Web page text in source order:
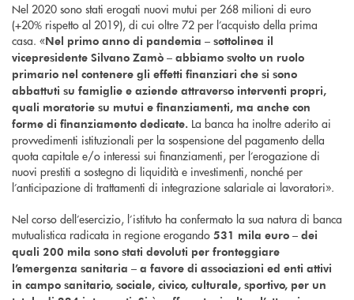
Nel 2020 sono stati erogati nuovi mutui per 268 milioni di euro
(+20% rispetto al 2019), di cui oltre 72 per l’acquisto della prima
casa. «Nel primo anno di pandemia – sottolinea il
vicepresidente Silvano Zamò – abbiamo svolto un ruolo
primario nel contenere gli effetti finanziari che si sono
abbattuti su famiglie e aziende attraverso interventi propri,
quali moratorie su mutui e finanziamenti, ma anche con
forme di finanziamento dedicate. La banca ha inoltre aderito ai
provvedimenti istituzionali per la sospensione del pagamento della
quota capitale e/o interessi sui finanziamenti, per l’erogazione di
nuovi prestiti a sostegno di liquidità e investimenti, nonché per
l’anticipazione di trattamenti di integrazione salariale ai lavoratori».
Nel corso dell’esercizio, l’istituto ha confermato la sua natura di banca
mutualistica radicata in regione erogando 531 mila euro – dei
quali 200 mila sono stati devoluti per fronteggiare
l’emergenza sanitaria – a favore di associazioni ed enti attivi
in campo sanitario, sociale, civico, culturale, sportivo, per un